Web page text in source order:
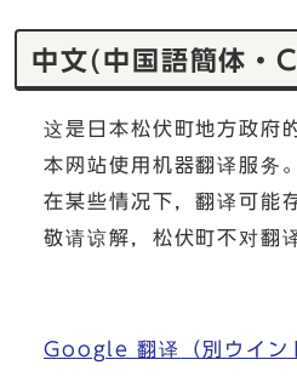
中文(中国語簡体・
这是日本松伏町地方政府
本网站使用机器翻译服务。
在某些情况下，翻译可能
敬请谅解，松伏町不对翻
Google 翻译 （別ウイン